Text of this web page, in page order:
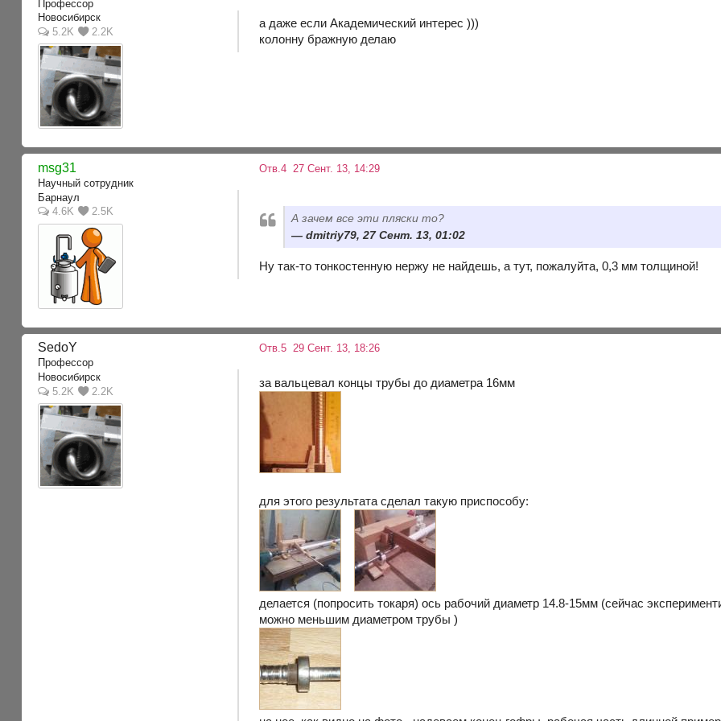
Профессор
Новосибирск
5.2K
2.2K
а даже если Академический интерес )))
колонну бражную делаю
msg31
Научный сотрудник
Барнаул
4.6K
2.5K
Отв.4 27 Сент. 13, 14:29
А зачем все эти пляски то?
dmitriy79, 27 Сент. 13, 01:02
Ну так-то тонкостенную нержу не найдешь, а тут, пожалуйта, 0,3 мм толщиной!
SedoY
Профессор
Новосибирск
5.2K
2.2K
Отв.5 29 Сент. 13, 18:26
за вальцевал концы трубы до диаметра 16мм
для этого результата сделал такую приспособу:
делается (попросить токаря) ось рабочий диаметр 14.8-15мм (сейчас
можно меньшим диаметром трубы )